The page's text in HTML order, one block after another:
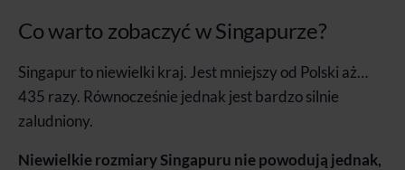
Co warto zobaczyć w Singapurze?
Singapur to niewielki kraj. Jest mniejszy od Polski aż…
435 razy. Równocześnie jednak jest bardzo silnie
zaludniony.
Niewielkie rozmiary Singapuru nie powodują jednak,